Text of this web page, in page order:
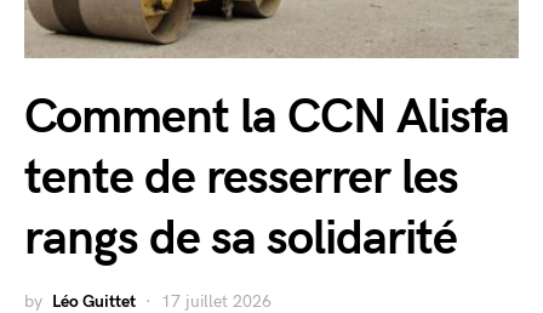
Comment la CCN Alisfa
tente de resserrer les
rangs de sa solidarité
by Léo Guittet 17 juillet 2026